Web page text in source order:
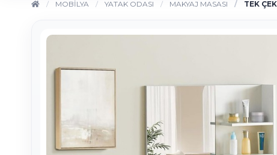
MOBİLYA YATAK ODASI MAKYAJ MASASI TEK